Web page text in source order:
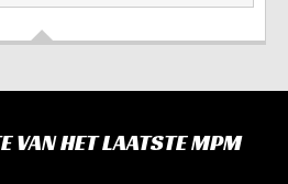
VAN HET LAATSTE MPM